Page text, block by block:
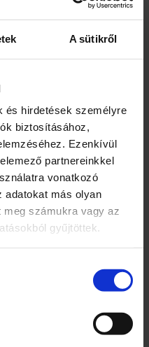
A sütikről
és hirdetések személyre
biztosításához,
Ezenkívül
partnereinkkel
vonatkozó
adatokat más olyan
meg számukra vagy az
gyűjtöttek.
rajzokkal,
tömbök,- blokkok
tégla autóval,-